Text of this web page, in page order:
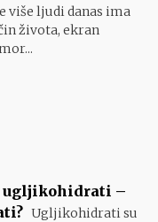
više ljudi danas ima
života, ekran
–
Ugljikohidrati su